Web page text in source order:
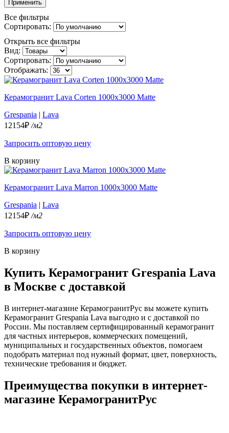
Применить
Все фильтры
Сортировать:
Открыть все фильтры
Вид:
Сортировать:
Отображать:
Керамогранит Lava Corten 1000x3000 Matte
Grespania | Lava
12154₽ /м2
Запросить оптовую цену
В корзину
Керамогранит Lava Marron 1000x3000 Matte
Grespania | Lava
12154₽ /м2
Запросить оптовую цену
В корзину
Купить Керамогранит Grespania Lava
в Москве с доставкой
В интернет-магазине КерамогранитРус вы можете купить
Керамогранит Grespania Lava выгодно и с доставкой по
России. Мы поставляем сертифицированный керамогранит
для частных интерьеров, коммерческих помещений,
муниципальных и государственных объектов, помогаем
подобрать материал под нужный формат, цвет, поверхность,
технические требования и бюджет.
Преимущества покупки в интернет-
магазине КерамогранитРус